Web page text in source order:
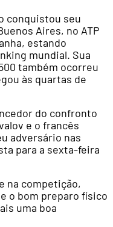
conquistou seu
Aires, no ATP
estando
mundial. Sua
também ocorreu
às quartas de
do confronto
e o francês
adversário nas
para a sexta-feira
na competição,
o bom preparo físico
uma boa